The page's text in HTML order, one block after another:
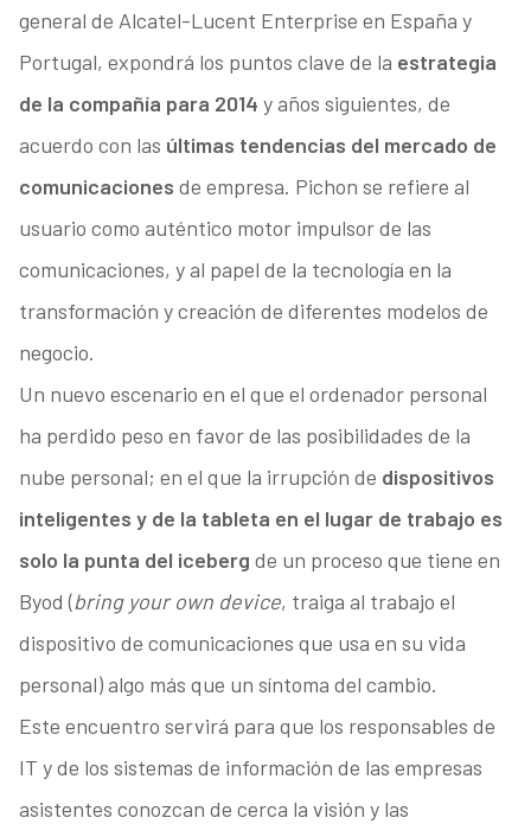
general de Alcatel-Lucent Enterprise en España y
Portugal, expondrá los puntos clave de la estrategia
de la compañía para 2014 y años siguientes, de
acuerdo con las últimas tendencias del mercado de
comunicaciones de empresa. Pichon se refiere al
usuario como auténtico motor impulsor de las
comunicaciones, y al papel de la tecnología en la
transformación y creación de diferentes modelos de
negocio.
Un nuevo escenario en el que el ordenador personal
ha perdido peso en favor de las posibilidades de la
nube personal; en el que la irrupción de dispositivos
inteligentes y de la tableta en el lugar de trabajo es
solo la punta del iceberg de un proceso que tiene en
Byod (bring your own device, traiga al trabajo el
dispositivo de comunicaciones que usa en su vida
personal) algo más que un síntoma del cambio.
Este encuentro servirá para que los responsables de
IT y de los sistemas de información de las empresas
asistentes conozcan de cerca la visión y las